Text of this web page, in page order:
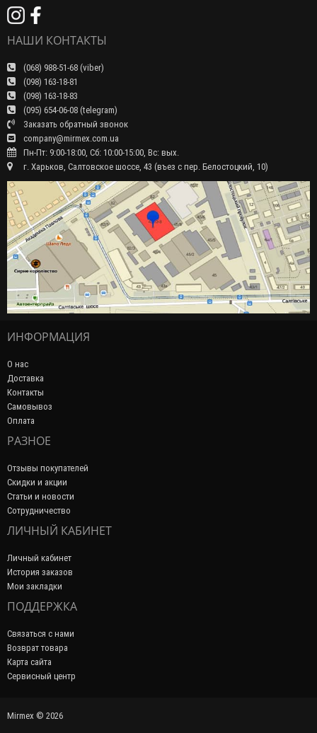
НАШИ КОНТАКТЫ
(068) 988-51-68 (viber)
(098) 163-18-81
(098) 163-18-83
(095) 654-06-08 (telegram)
Заказать обратный звонок
company@mirmex.com.ua
Пн-Пт: 9:00-18:00, Сб: 10:00-15:00, Вс: вых.
г. Харьков, Салтовское шоссе, 43 (въез с пер. Белостоцкий, 10)
ИНФОРМАЦИЯ
О нас
Доставка
Контакты
Самовывоз
Оплата
РАЗНОЕ
Отзывы покупателей
Скидки и акции
Статьи и новости
Сотрудничество
ЛИЧНЫЙ КАБИНЕТ
Личный кабинет
История заказов
Мои закладки
ПОДДЕРЖКА
Связаться с нами
Возврат товара
Карта сайта
Сервисный центр
Mirmex © 2026